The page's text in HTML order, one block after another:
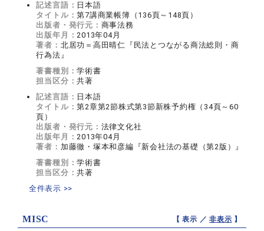
記述言語： 日本語
タイトル：第7講商業帳簿（136頁～148頁）
出版者・発行元： 商事法務
出版年月：2013年04月
著者： 北居功＝高田晴仁『民法とつながる商法総則・商
行為法』
著書種別：学術書
担当区分：共著
記述言語： 日本語
タイトル：第2章第2節株式第3節新株予約権（34頁～60
頁）
出版者・発行元： 法律文化社
出版年月：2013年04月
著者： 加藤徹・塚本和彦編『新会社法の基礎（第2版）』
著書種別：学術書
担当区分：共著
全件表示 >>
MISC 【 表示 ／非表示 】